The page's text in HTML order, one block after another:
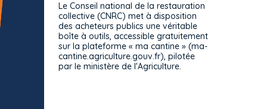
Le Conseil national de la restauration
collective (CNRC) met à disposition
des acheteurs publics une véritable
boîte à outils, accessible gratuitement
sur la plateforme « ma cantine » (ma-
cantine.agriculture.gouv.fr), pilotée
par le ministère de l'Agriculture.